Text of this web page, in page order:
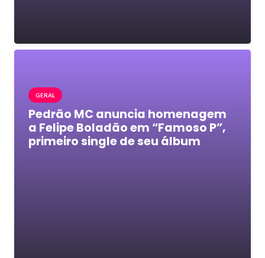
GERAL
Pedrão MC anuncia homenagem
a Felipe Boladão em “Famoso P”,
primeiro single de seu álbum